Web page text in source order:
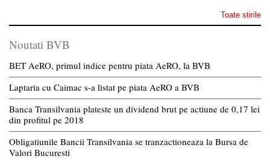
Toate stirile
Noutati BVB
BET AeRO, primul indice pentru piata AeRO, la BVB
Laptaria cu Caimac s-a listat pe piata AeRO a BVB
Banca Transilvania plateste un dividend brut pe actiune de 0,17 lei
din profitul pe 2018
Obligatiunile Bancii Transilvania se tranzactioneaza la Bursa de
Valori Bucuresti